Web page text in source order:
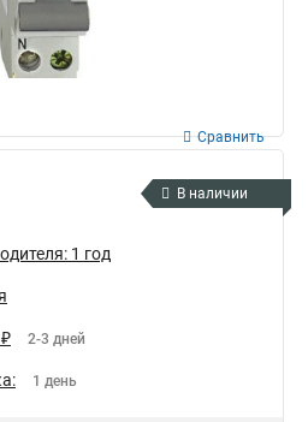
Сравнить
В наличии
1 год
2-3 дней
1 день